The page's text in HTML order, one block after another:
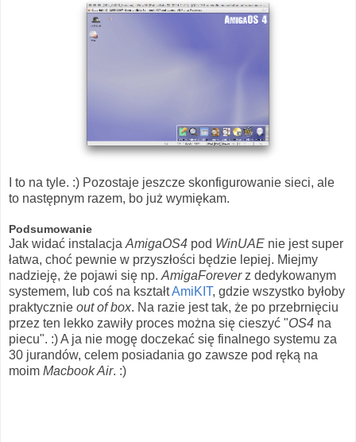
I to na tyle. :) Pozostaje jeszcze skonfigurowanie sieci, ale
to następnym razem, bo już wymiękam.
Podsumowanie
Jak widać instalacja AmigaOS4 pod WinUAE nie jest super
łatwa, choć pewnie w przyszłości będzie lepiej. Miejmy
nadzieję, że pojawi się np. AmigaForeverz dedykowanym
systemem, lub coś na kształtAmiKIT, gdzie wszystko byłoby
praktycznie out of box. Na razie jest tak, że po przebrnięciu
przez ten lekko zawiły proces można się cieszyć "OS4 na
piecu". :) A ja nie mogę doczekać się finalnego systemu za
30 jurandów, celem posiadania go zawsze pod ręką na
moim Macbook Air. :)